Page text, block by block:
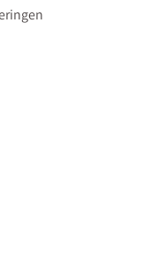
btw) per persoon.
het